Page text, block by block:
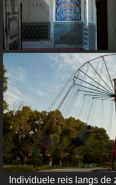
Individuele reis langs